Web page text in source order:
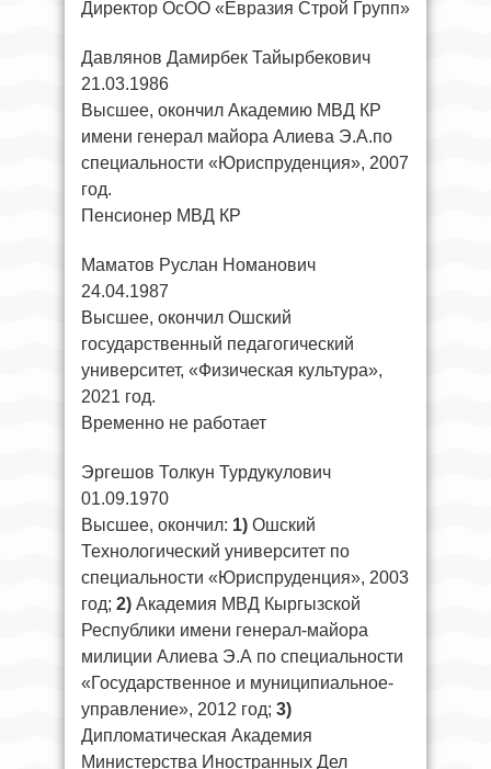
Директор ОсОО «Евразия Строй Групп»
Давлянов Дамирбек Тайырбекович
21.03.1986
Высшее, окончил Академию МВД КР
имени генерал майора Алиева Э.А.по
специальности «Юриспруденция», 2007
год.
Пенсионер МВД КР
Маматов Руслан Номанович
24.04.1987
Высшее, окончил Ошский
государственный педагогический
университет, «Физическая культура»,
2021 год.
Временно не работает
Эргешов Толкун Турдукулович
01.09.1970
Высшее, окончил: 1) Ошский
Технологический университет по
специальности «Юриспруденция», 2003
год; 2) Академия МВД Кыргызской
Республики имени генерал-майора
милиции Алиева Э.А по специальности
«Государственное и муниципиальное-
управление», 2012 год; 3)
Дипломатическая Академия
Министерства Иностранных Дел